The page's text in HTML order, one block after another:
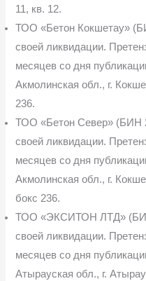
11, кв. 12.
ТОО «Бетон Кокшетау»
своей ликвидации.
месяцев со дня
Акмолинская обл., г.
236.
ТОО «Бетон Север» (БИН
своей ликвидации.
месяцев со дня
Акмо­линская обл., г.
бокс 236.
ТОО «ЭКСИТОН ЛТД»
своей ликвидации.
месяцев со дня
Атырауская обл., г.